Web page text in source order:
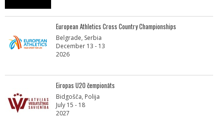
European Athletics Cross Country Championships
Belgrade, Serbia
December 13 - 13
2026
Eiropas U20 čempionāts
Bidgošča, Polija
July 15 - 18
2027